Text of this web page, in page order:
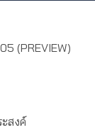
(PREVIEW)
สงค์